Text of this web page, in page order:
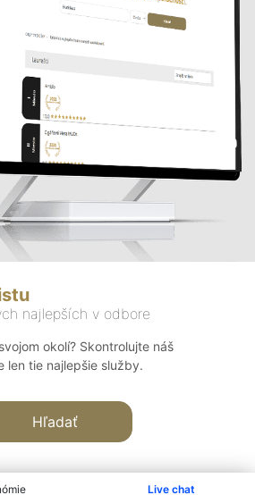
Live chat
najlepších v odbore
okolí? Skontrolujte náš
len tie najlepšie služby.
Hľadať